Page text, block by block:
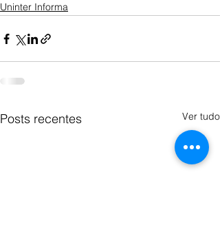
Uninter Informa
Posts recentes Ver tudo